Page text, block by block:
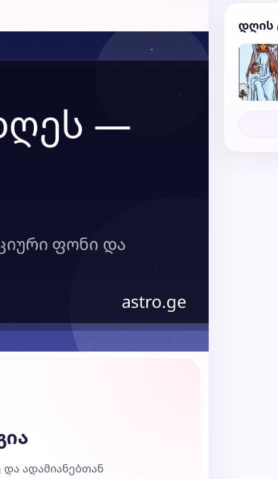
ადამიანებთან
დღის